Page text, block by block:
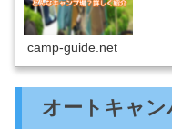
camp-guide.net
オートキャン